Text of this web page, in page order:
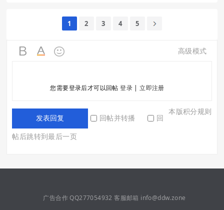
1 2 3 4 5
高级模式
您需要登录后才可以回帖登录|立即注册
本版积分规则
发表回复 回帖并转播
回
帖后跳转到最后一页
广告合作 QQ277054932 客服邮箱 info@ddw.zone